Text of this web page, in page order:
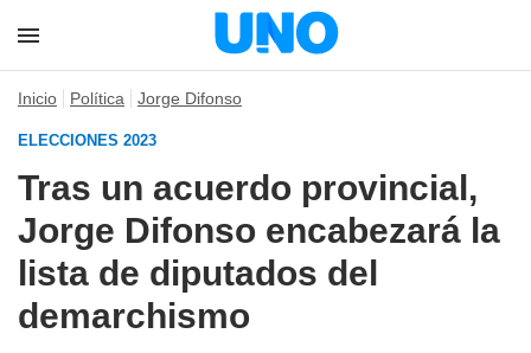
Inicio Política Jorge Difonso
ELECCIONES 2023
Tras un acuerdo provincial,
Jorge Difonso encabezará la
lista de diputados del
demarchismo